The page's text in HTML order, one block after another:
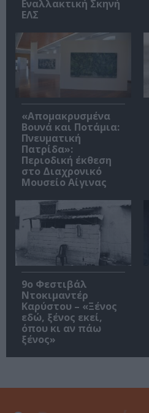
Εναλλακτική Σκηνή
ΕΛΣ
«Απομακρυσμένα
Βουνά και Ποτάμια:
Πνευματική
Πατρίδα»:
Περιοδική έκθεση
στο Διαχρονικό
Μουσείο Αίγινας
9ο Φεστιβάλ
Ντοκιμαντέρ
Καρύστου – «Ξένος
εδώ, ξένος εκεί,
όπου κι αν πάω
ξένος»